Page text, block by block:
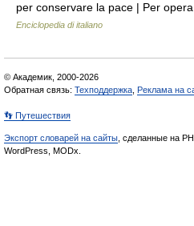
per conservare la pace | Per
Enciclopedia di italiano
© Академик, 2000-2026
Обратная связь: Техподдержка Реклама на
👣 Путешествия
Экспорт словарей на сайты , сделанные на
WordPress, MODx.